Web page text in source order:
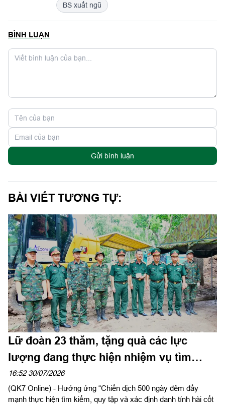
BS xuất ngũ
BÌNH LUẬN
Gửi bình luận
BÀI VIẾT TƯƠNG TỰ:
Lữ đoàn 23 thăm, tặng quà các lực
lượng đang thực hiện nhiệm vụ tìm
kiếm, quy tập hài cốt liệt sĩ
16:52 30/07/2026
(QK7 Online) - Hưởng ứng “Chiến dịch 500 ngày đêm đẩy
mạnh thực hiện tìm kiếm, quy tập và xác định danh tính hài cốt